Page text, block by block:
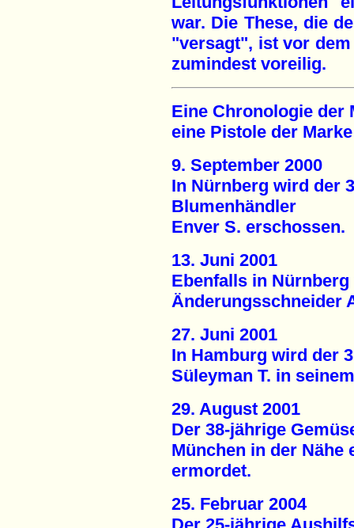
war. Die These, die
"versagt", ist vor
zumindest voreilig.
Eine Chronologie der
eine Pistole der
9. September 2000
In Nürnberg wird der
Blumenhändler
Enver S. erschossen.
13. Juni 2001
Ebenfalls in
Änderungsschneider
27. Juni 2001
In Hamburg wird der
Süleyman T. in
29. August 2001
Der 38-jährige
München in der Nähe
ermordet.
25. Februar 2004